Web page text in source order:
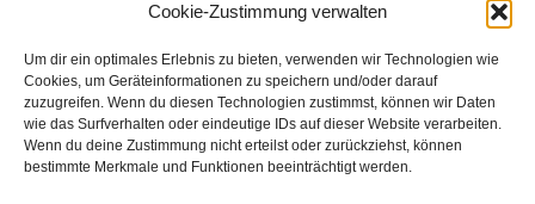
Cookie-Zustimmung verwalten
Um dir ein optimales Erlebnis zu bieten, verwenden wir Technologien wie
Cookies, um Geräteinformationen zu speichern und/oder darauf
zuzugreifen. Wenn du diesen Technologien zustimmst, können wir Daten
wie das Surfverhalten oder eindeutige IDs auf dieser Website verarbeiten.
Wenn du deine Zustimmung nicht erteilst oder zurückziehst, können
bestimmte Merkmale und Funktionen beeinträchtigt werden.
Rechtliches
Kontakt
Impressum
Datenschutz
Links